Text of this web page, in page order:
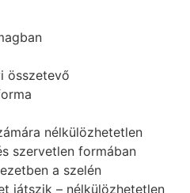
összetevő
nélkülözhetetlen
szervetlen formában
a szelén
játszik – nélkülözhetetlen